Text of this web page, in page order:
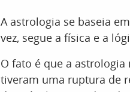
A astrologia se baseia
vez, segue a física e a
O fato é que a astrologia
tiveram uma ruptura de